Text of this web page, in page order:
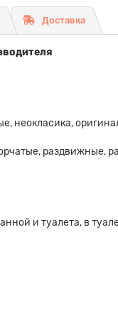
Доставка
неокласика,
раздвижные,
и туалета, в